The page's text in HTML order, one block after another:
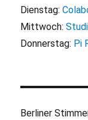
Dienstag:
Mittwoch:
Donnerstag: Pi
Berliner